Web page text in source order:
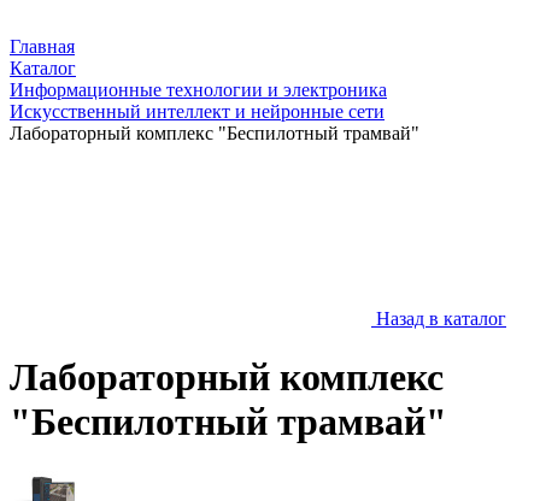
Главная
Каталог
Информационные технологии и электроника
Искусственный интеллект и нейронные сети
Лабораторный комплекс "Беспилотный трамвай"
Назад в каталог
Лабораторный комплекс
"Беспилотный трамвай"